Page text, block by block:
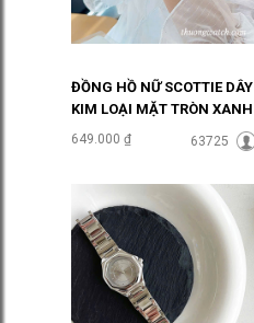
ĐỒNG HỒ NỮ SCOTTIE DÂY
KIM LOẠI MẶT TRÒN XANH
NGỌC ĐHĐ48303
649.000 ₫ 63725